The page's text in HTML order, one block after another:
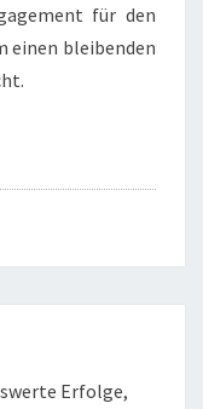
für den
einen bleibenden
Erfolge,